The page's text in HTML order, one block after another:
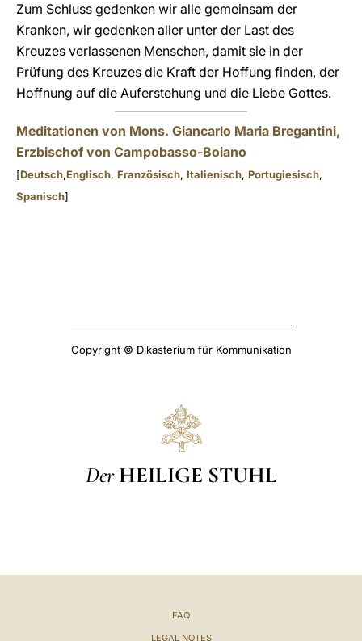
Zum Schluss gedenken wir alle gemeinsam der
Kranken, wir gedenken aller unter der Last des
Kreuzes verlassenen Menschen, damit sie in der
Prüfung des Kreuzes die Kraft der Hoffung finden, der
Hoffnung auf die Auferstehung und die Liebe Gottes.
Meditationen von Mons. Giancarlo Maria Bregantini,
Erzbischof von Campobasso-Boiano
[Deutsch,Englisch, Französisch, Italienisch, Portugiesisch,
Spanisch]
Copyright © Dikasterium für Kommunikation
Der HEILIGE STUHL
FAQ
LEGAL NOTES